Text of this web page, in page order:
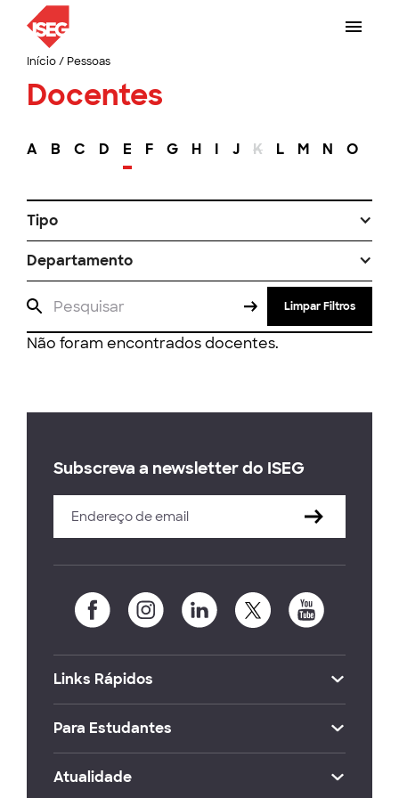
Início/ Pessoas
Docentes
A B C D E F G H I J K L M N O
Tipo
Departamento
Limpar Filtros
Não foram encontrados docentes.
Subscreva a newsletter do ISEG
Links Rápidos
Para Estudantes
Atualidade